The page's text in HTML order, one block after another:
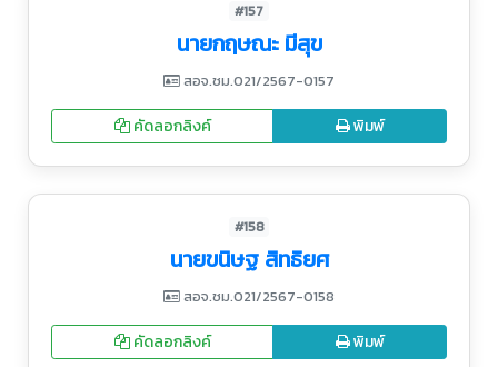
#157
นายกฤษณะ มีสุข
สอจ.ชม.021/2567-0157
คัดลอกลิงค์ พิมพ์
#158
นายขนิษฐ สิทธิยศ
สอจ.ชม.021/2567-0158
คัดลอกลิงค์ พิมพ์